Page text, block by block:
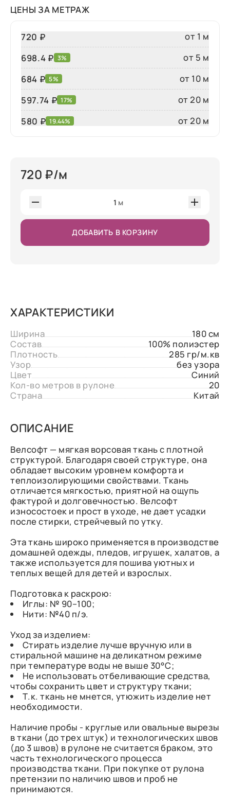
ЦЕНЫ ЗА МЕТРАЖ
720 ₽
от 1 м
698.4 ₽ 3%
от 5 м
684 ₽ 5%
от 10 м
597.74 ₽ 17%
от 20 м
580 ₽ 19.44% от 20 м
720 ₽/м
1 м
ДОБАВИТЬ В КОРЗИНУ
ХАРАКТЕРИСТИКИ
Ширина
180 см
Состав
100% полиэстер
Плотность
285 гр/м.кв
Узор
без узора
Цвет
Синий
Кол-во метров в рулоне
20
Страна
Китай
ОПИСАНИЕ
Велсофт — мягкая ворсовая ткань с плотной
структурой. Благодаря своей структуре, она
обладает высоким уровнем комфорта и
теплоизолирующими свойствами. Ткань
отличается мягкостью, приятной на ощупь
фактурой и долговечностью. Велсофт
износостоек и прост в уходе, не дает усадки
после стирки, стрейчевый по утку.
Эта ткань широко применяется в производстве
домашней одежды, пледов, игрушек, халатов, а
также используется для пошива уютных и
теплых вещей для детей и взрослых.
Подготовка к раскрою:
Иглы: № 90–100;
Нити: №40 п/э.
Уход за изделием:
Стирать изделие лучше вручную или в
стиральной машине на деликатном режиме
при температуре воды не выше 30°C;
Не использовать отбеливающие средства,
чтобы сохранить цвет и структуру ткани;
Т.к. ткань не мнется, утюжить изделие нет
необходимости.
Наличие пробы - круглые или овальные вырезы
в ткани (до трех штук) и технологических швов
(до 3 швов) в рулоне не считается браком, это
часть технологического процесса
производства ткани. При покупке от рулона
претензии по наличию швов и проб не
принимаются.